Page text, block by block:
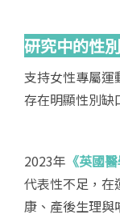
研究中的性
支持女性專屬
存在明顯性別缺
2023年 《英國
代表性不足，在
康、產後生理與